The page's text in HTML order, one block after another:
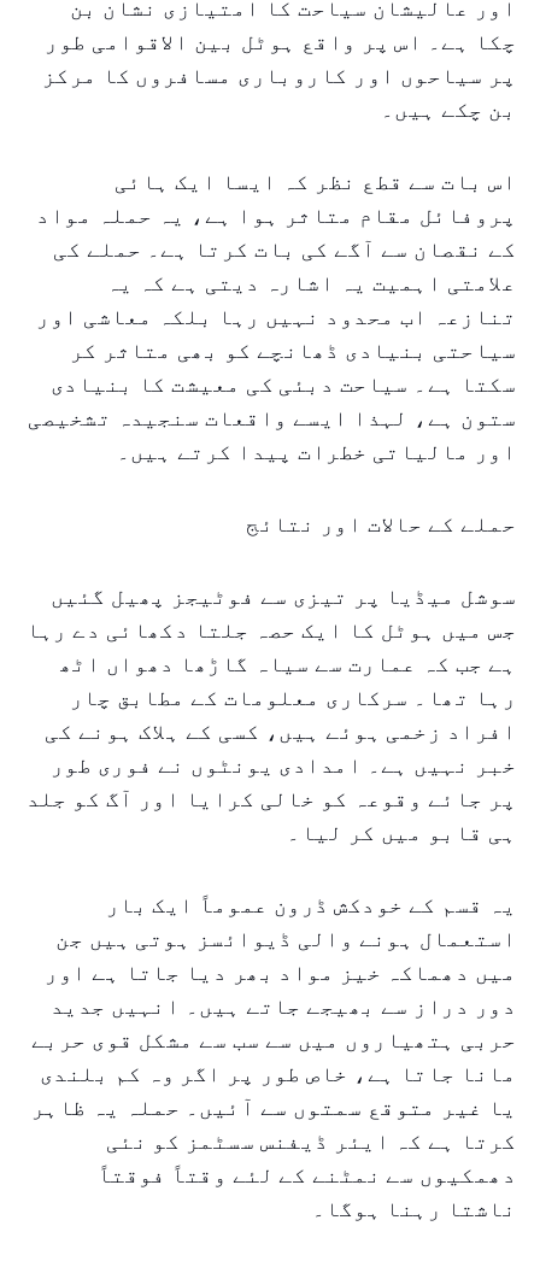
اور عالیشان سیاحت کا امتیازی نشان بن
چکا ہے۔ اس پر واقع ہوٹل بین الاقوامی طور
پر سیاحوں اور کاروباری مسافروں کا مرکز
بن چکے ہیں۔
اس بات سے قطع نظر کہ ایسا ایک ہائی
پروفائل مقام متاثر ہوا ہے، یہ حملہ مواد
کے نقصان سے آگے کی بات کرتا ہے۔ حملے کی
علامتی اہمیت یہ اشارہ دیتی ہے کہ یہ
تنازعہ اب محدود نہیں رہا بلکہ معاشی اور
سیاحتی بنیادی ڈھانچے کو بھی متاثر کر
سکتا ہے۔ سیاحت دبئی کی معیشت کا بنیادی
ستون ہے، لہذا ایسے واقعات سنجیدہ تشخیصی
اور مالیاتی خطرات پیدا کرتے ہیں۔
حملے کے حالات اور نتائج
سوشل میڈیا پر تیزی سے فوٹیجز پھیل گئیں
جس میں ہوٹل کا ایک حصہ جلتا دکھائی دے رہا
ہے جب کہ عمارت سے سیاہ گاڑھا دھواں اٹھ
رہا تھا۔ سرکاری معلومات کے مطابق چار
افراد زخمی ہوئے ہیں، کسی کے ہلاک ہونے کی
خبر نہیں ہے۔ امدادی یونٹوں نے فوری طور
پر جائے وقوعہ کو خالی کرایا اور آگ کو جلد
ہی قابو میں کر لیا۔
یہ قسم کے خودکش ڈرون عموماً ایک بار
استعمال ہونے والی ڈیوائسز ہوتی ہیں جن
میں دھماکہ خیز مواد بھر دیا جاتا ہے اور
دور دراز سے بھیجے جاتے ہیں۔ انہیں جدید
حربی ہتھیاروں میں سے سب سے مشکل قوی حربے
مانا جاتا ہے، خاص طور پر اگر وہ کم بلندی
یا غیر متوقع سمتوں سے آئیں۔ حملہ یہ ظاہر
کرتا ہے کہ ایئر ڈیفنس سسٹمز کو نئی
دھمکیوں سے نمٹنے کے لئے وقتاً فوقتاً
ناشتا رہنا ہوگا۔